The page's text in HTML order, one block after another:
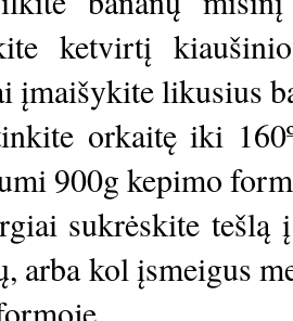
ketvirtį
įmaišykite likusius
orkaitę iki 160
900g kepimo
sukrėskite
arba kol įsmeigus